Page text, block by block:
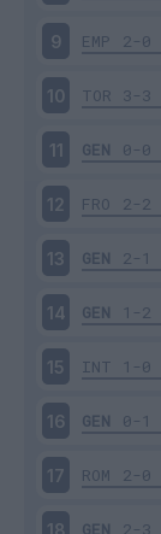
9 EMP 2-0
10 TOR 3-3
11 GEN 0-0
12 FRO 2-2
13 GEN 2-1
14 GEN 1-2
15 INT 1-0
16 GEN 0-1
17 ROM 2-0
18 GEN 2-3